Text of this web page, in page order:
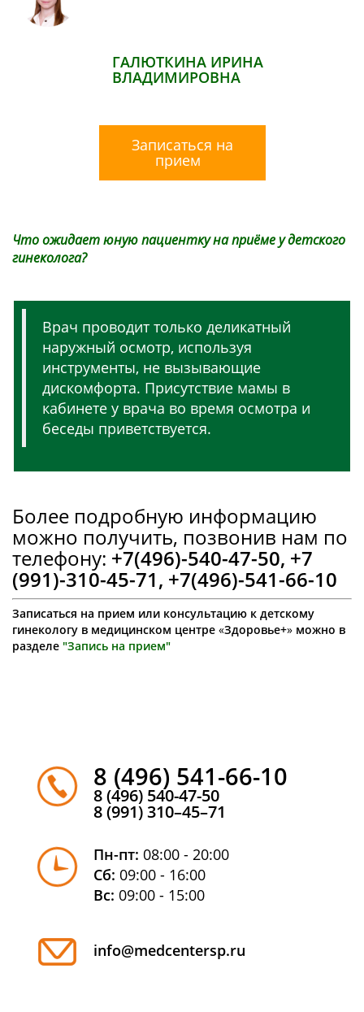
ГАЛЮТКИНА ИРИНА
ВЛАДИМИРОВНА
Записаться на
прием
Что ожидает юную пациентку на приёме у детского
гинеколога?
Врач проводит только деликатный
наружный осмотр, используя
инструменты, не вызывающие
дискомфорта. Присутствие мамы в
кабинете у врача во время осмотра и
беседы приветствуется.
Более подробную информацию
можно получить, позвонив нам по
телефону: +7(496)-540-47-50, +7
(991)-310-45-71, +7(496)-541-66-10
Записаться на прием или консультацию к детскому
гинекологу в медицинском центре «Здоровье+» можно в
разделе "Запись на прием"
8 (496) 541-66-10
8 (496) 540-47-50
8 (991) 310–45–71
Пн-пт: 08:00 - 20:00
Сб: 09:00 - 16:00
Вс: 09:00 - 15:00
info@medcentersp.ru